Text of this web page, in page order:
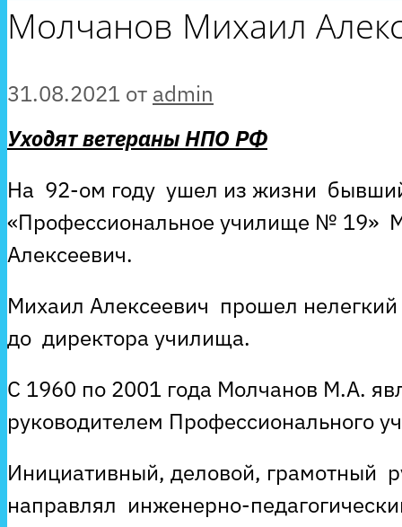
Молчанов Михаил
31.08.2021 от admin
Уходят ветераны НПО РФ
На 92-ом году ушел из жизни
«Профессиональное училище № 19»
Алексеевич.
Михаил Алексеевич прошел нелегкий
до директора училища.
С 1960 по 2001 года Молчанов М.А.
руководителем Профессионального
Инициативный, деловой, грамотный
направлял инженерно-